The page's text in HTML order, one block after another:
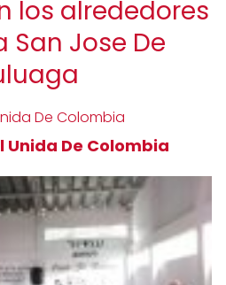
los alrededores
San Jose De
De Colombia